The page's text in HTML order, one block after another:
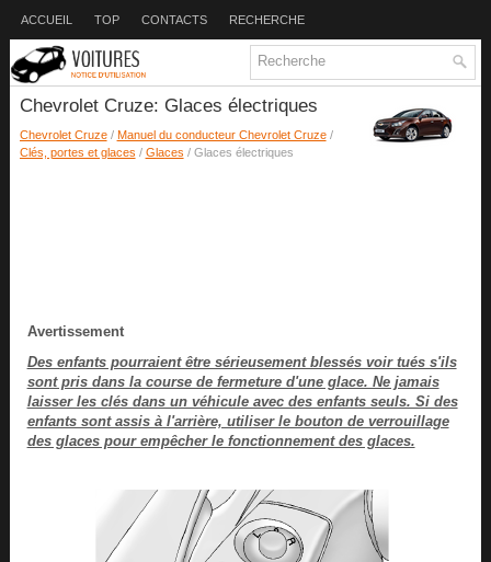
ACCUEIL TOP CONTACTS RECHERCHE
Chevrolet Cruze: Glaces électriques
Chevrolet Cruze/ Manuel du conducteur Chevrolet Cruze/
Clés, portes et glaces / Glaces / Glaces électriques
Avertissement
Des enfants pourraient être sérieusement blessés voir tués s'ils
sont pris dans la course de fermeture d'une glace. Ne jamais
laisser les clés dans un véhicule avec des enfants seuls. Si des
enfants sont assis à l'arrière, utiliser le bouton de verrouillage
des glaces pour empêcher le fonctionnement des glaces.